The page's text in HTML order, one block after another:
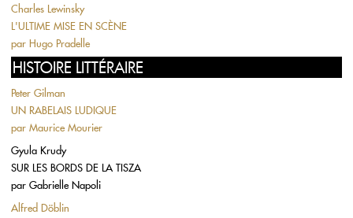
Charles Lewinsky
L'ULTIME MISE EN SCÈNE
par Hugo Pradelle
HISTOIRE LITTÉRAIRE
Peter Gilman
UN RABELAIS LUDIQUE
par Maurice Mourier
Gyula Krudy
SUR LES BORDS DE LA TISZA
par Gabrielle Napoli
Alfred Döblin